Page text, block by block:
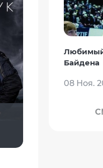
Байдена
08 Ноя.